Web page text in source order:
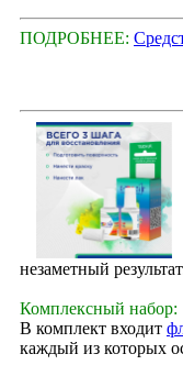
ПОДРОБНЕЕ:
незаметный
Комплексный набор:
В комплект входит
каждый из которых